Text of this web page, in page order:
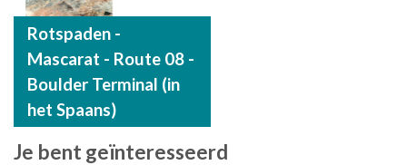
Rotspaden -
Mascarat - Route 08 -
Boulder Terminal (in
het Spaans)
Je bent geïnteresseerd